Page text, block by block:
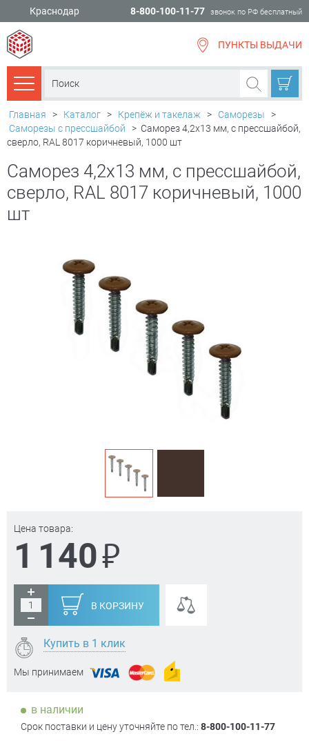
Краснодар 8-800-100-11-77 звонок по РФ бесплатный
ПУНКТЫ ВЫДАЧИ
Каталог товаров
Главная > Каталог > Крепёж и такелаж > Саморезы
>
Саморезы с прессшайбой
> Саморез 4,2х13 мм, с прессшайбой,
сверло, RAL 8017 коричневый, 1000 шт
Саморез 4,2х13 мм, с прессшайбой,
сверло, RAL 8017 коричневый, 1000
шт
Цена товара:
1 140₽
В КОРЗИНУ
Купить в 1 клик
Мы принимаем
в наличии
Срок поставки и цену уточняйте по тел.: 8-800-100-11-77